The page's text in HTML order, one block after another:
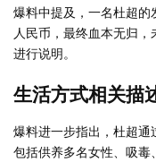
爆料中提及，一名杜超
人民币，最终血本无归
进行说明。
生活方式相关描
爆料进一步指出，杜超通
包括供养多名女性、吸毒